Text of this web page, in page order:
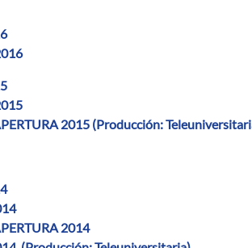
2015 (Producción:
2014